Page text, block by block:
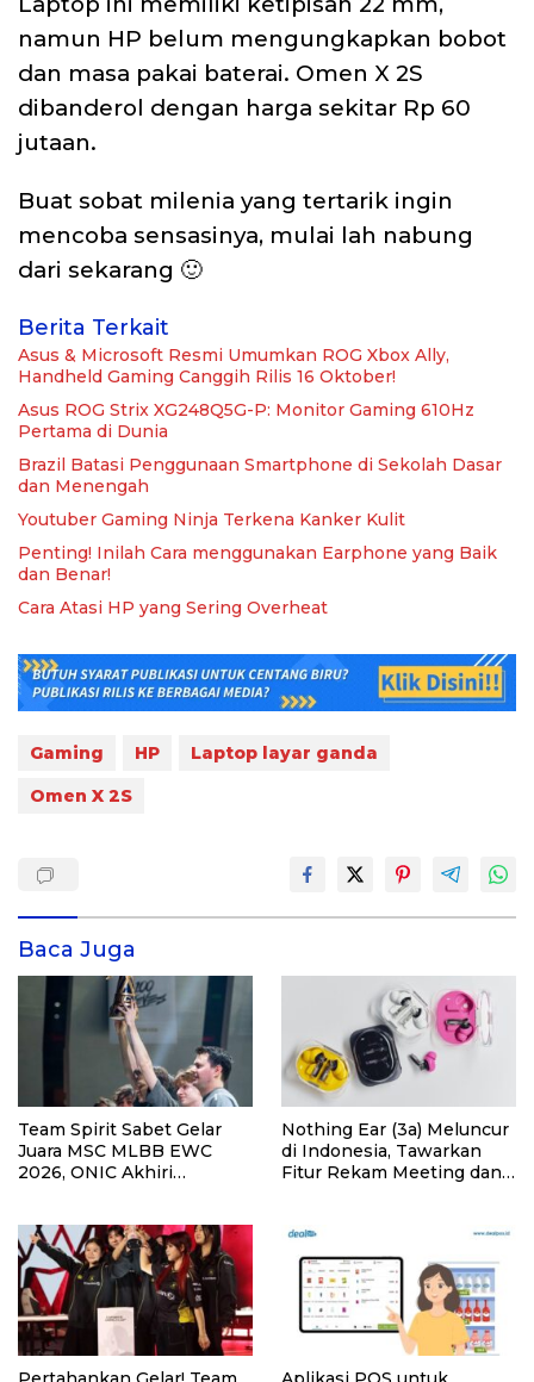
namun HP belum mengungkapkan bobot
dan masa pakai baterai. Omen X 2S
dibanderol dengan harga sekitar Rp 60
jutaan.
Buat sobat milenia yang tertarik ingin
mencoba sensasinya, mulai lah nabung
dari sekarang 🙂
Berita Terkait
Asus & Microsoft Resmi Umumkan ROG Xbox Ally,
Handheld Gaming Canggih Rilis 16 Oktober!
Asus ROG Strix XG248Q5G-P: Monitor Gaming 610Hz
Pertama di Dunia
Brazil Batasi Penggunaan Smartphone di Sekolah Dasar
dan Menengah
Youtuber Gaming Ninja Terkena Kanker Kulit
Penting! Inilah Cara menggunakan Earphone yang Baik
dan Benar!
Cara Atasi HP yang Sering Overheat
Gaming HP
Laptop layar ganda
Omen X 2S
Baca Juga
Team Spirit Sabet Gelar
Juara MSC MLBB EWC
2026, ONIC Akhiri
Nothing Ear (3a) Meluncur
di Indonesia, Tawarkan
Fitur Rekam Meeting dan